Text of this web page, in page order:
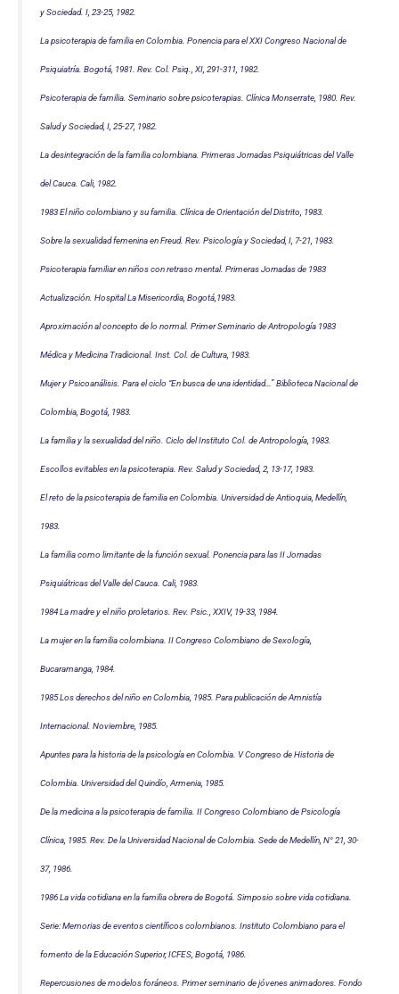
y Sociedad. I, 23-25, 1982.
La psicoterapia de familia en Colombia. Ponencia para el XXI Congreso Nacional de
Psiquiatría. Bogotá, 1981. Rev. Col. Psiq., XI, 291-311, 1982.
Psicoterapia de familia. Seminario sobre psicoterapias. Clínica Monserrate, 1980. Rev.
Salud y Sociedad, I, 25-27, 1982.
La desintegración de la familia colombiana. Primeras Jornadas Psiquiátricas del Valle
del Cauca. Cali, 1982.
1983 El niño colombiano y su familia. Clínica de Orientación del Distrito, 1983.
Sobre la sexualidad femenina en Freud. Rev. Psicología y Sociedad, I, 7-21, 1983.
Psicoterapia familiar en niños con retraso mental. Primeras Jornadas de 1983
Actualización. Hospital La Misericordia, Bogotá,1983.
Aproximación al concepto de lo normal. Primer Seminario de Antropología 1983
Médica y Medicina Tradicional. Inst. Col. de Cultura, 1983.
Mujer y Psicoanálisis. Para el ciclo “En busca de una identidad…” Biblioteca Nacional de
Colombia, Bogotá, 1983.
La familia y la sexualidad del niño. Ciclo del Instituto Col. de Antropología, 1983.
Escollos evitables en la psicoterapia. Rev. Salud y Sociedad, 2, 13-17, 1983.
El reto de la psicoterapia de familia en Colombia. Universidad de Antioquia, Medellín,
1983.
La familia como limitante de la función sexual. Ponencia para las II Jornadas
Psiquiátricas del Valle del Cauca. Cali, 1983.
1984 La madre y el niño proletarios. Rev. Psic., XXIV, 19-33, 1984.
La mujer en la familia colombiana. II Congreso Colombiano de Sexología,
Bucaramanga, 1984.
1985 Los derechos del niño en Colombia, 1985. Para publicación de Amnistía
Internacional. Noviembre, 1985.
Apuntes para la historia de la psicología en Colombia. V Congreso de Historia de
Colombia. Universidad del Quindío, Armenia, 1985.
De la medicina a la psicoterapia de familia. II Congreso Colombiano de Psicología
Clínica, 1985. Rev. De la Universidad Nacional de Colombia. Sede de Medellín, N° 21, 30-
37, 1986.
1986 La vida cotidiana en la familia obrera de Bogotá. Simposio sobre vida cotidiana.
Serie: Memorias de eventos científicos colombianos. Instituto Colombiano para el
fomento de la Educación Superior, ICFES, Bogotá, 1986.
Repercusiones de modelos foráneos. Primer seminario de jóvenes animadores. Fondo